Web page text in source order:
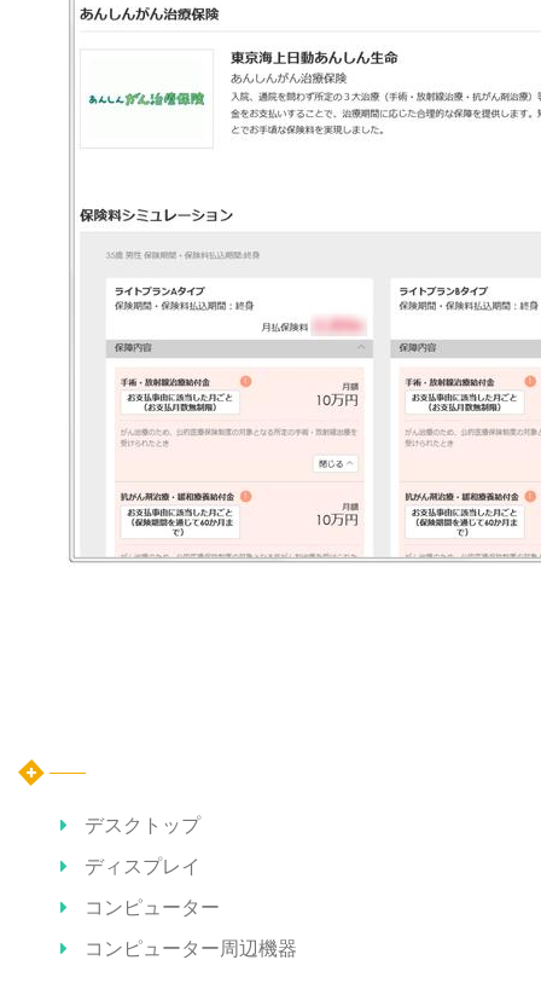
デスクトップ
ディスプレイ
コンピューター
コンピューター周辺機器